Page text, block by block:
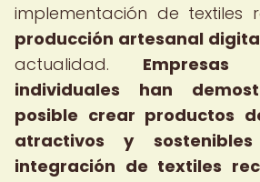
implementación de textiles
producción artesanal
actualidad.
individuales han
posible crear productos
atractivos y
integración de textiles